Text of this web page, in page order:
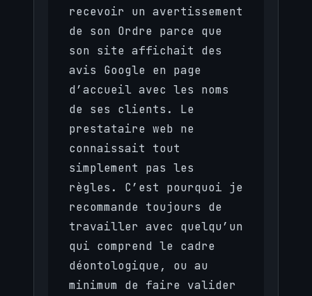
recevoir un avertissement
de son Ordre parce que
son site affichait des
avis Google en page
d’accueil avec les noms
de ses clients. Le
prestataire web ne
connaissait tout
simplement pas les
règles. C’est pourquoi je
recommande toujours de
travailler avec quelqu’un
qui comprend le cadre
déontologique, ou au
minimum de faire valider